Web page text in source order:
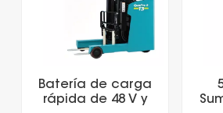
Batería de carga
rápida de 48 V y